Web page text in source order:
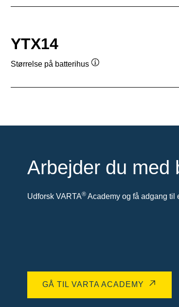
YTX14
Størrelse på batterihus
Arbejder du med
Udforsk VARTA® Academy og få adgang til
GÅ TIL VARTA ACADEMY